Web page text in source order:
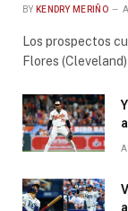
BY KENDRY MERIÑO
Los prospectos
Flores